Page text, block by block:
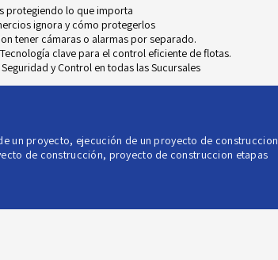
protegiendo lo que importa
ignora y cómo protegerlos
tener cámaras o alarmas por separado.
clave para el control eficiente de flotas.
y Control en todas las Sucursales
un proyecto, ejecución de un proyecto de construccion
de construcción, proyecto de construccion etapas